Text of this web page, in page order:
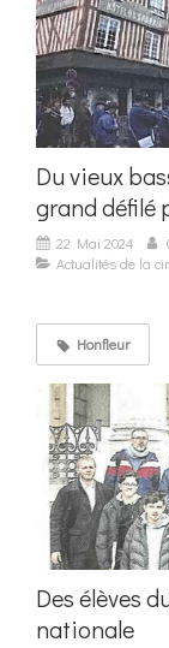
Du vieux
grand défilé
22 Mai 2024
Actualités de la
Honfleur
Des élèves
nationale